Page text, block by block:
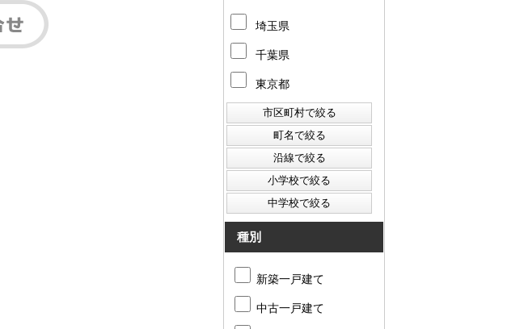
埼玉県
千葉県
東京都
種別
新築一戸建て
中古一戸建て